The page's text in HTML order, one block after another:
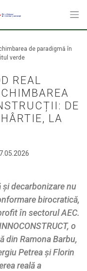
de paradigmă în
verde
REAL
DE
LA
decarbonizare nu
birocratică,
în sectorul AEC.
o
din Ramona Barbu,
Petrea și Florin
reală a